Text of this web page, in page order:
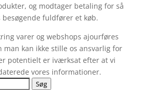
og modtager betaling for så
besøgende fuldfører et køb.
varer og webshops ajourføres
man kan ikke stille os ansvarlig for
potentielt er iværksat efter at vi
vores informationer.
Søg